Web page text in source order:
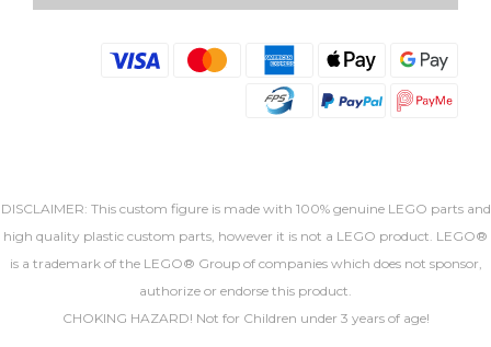
DISCLAIMER: This custom figure is made with 100% genuine LEGO parts and
high quality plastic custom parts, however it is not a LEGO product. LEGO®
is a trademark of the LEGO® Group of companies which does not sponsor,
authorize or endorse this product.
CHOKING HAZARD! Not for Children under 3 years of age!